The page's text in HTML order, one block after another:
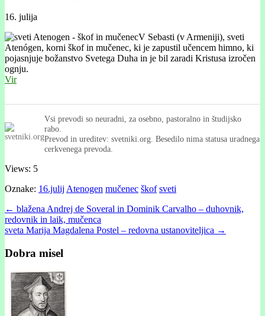
16. julija
V Sebasti (v Armeniji), sveti
Atenógen, korni škof in mučenec, ki je zapustil učencem himno, ki
pojasnjuje božanstvo Svetega Duha in je bil zaradi Kristusa izročen
ognju.
Vir
Vsi prevodi so neuradni, za osebno, pastoralno in študijsko
rabo.
Prevod in ureditev: svetniki.org. Besedilo nima statusa uradnega
cerkvenega prevoda.
Views: 5
Oznake: 16.julij Atenogen mučenec škof sveti
Post
navigation
← blažena Andrej de Soveral in Dominik Carvalho – duhovnik,
redovnik in laik, mučenca
sveta Marija Magdalena Postel – redovna ustanoviteljica →
Dobra misel